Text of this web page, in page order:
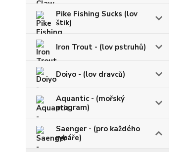
Pike Fishing Sucks (lov
štik)
Iron Trout - (lov pstruhů)
Doiyo - (lov dravců)
Aquantic - (mořský
program)
Saenger - (pro každého
rybáře)